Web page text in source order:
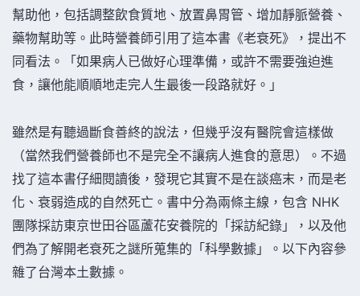
幫助他，包括調整飲食質地、放置鼻胃管、增加靜脈營養、
藥物幫助等。此時營養師引用了這本書《老衰死》，提出不
同看法。「如果病人已做好心理準備，或許不需要強迫進
食，讓他能順順地走完人生最後一段路就好。」
雖然是有聽過斷食善終的說法，但幾乎沒有醫院會這樣做
（當然我們營養師也不是完全不讓病人進食的意思）。不過
找了這本書仔細閱讀後，發現它其實不是在談癌末，而是老
化、衰弱造成的自然死亡。書中分為兩條主線，包含 NHK
團隊採訪東京世田谷區蘆花安養院的「採訪紀錄」，以及他
們為了解開老衰死之謎所蒐集的「科學數據」。以下內容參
雜了台灣本土數據。